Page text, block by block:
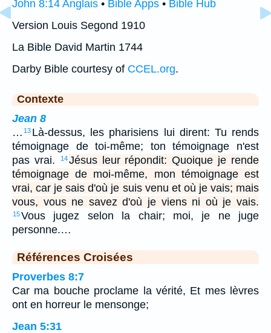
John 8:14 Anglais • Bible Apps • Bible Hub
Version Louis Segond 1910
La Bible David Martin 1744
Darby Bible courtesy of CCEL.org.
Contexte
Jean 8
… 13 Là-dessus, les pharisiens lui dirent: Tu rends
témoignage de toi-même; ton témoignage n'est
pas vrai.
14Jésus leur répondit: Quoique je rende
témoignage de moi-même, mon témoignage est
vrai, car je sais d'où je suis venu et où je vais; mais
vous, vous ne savez d'où je viens ni où je vais.
15Vous jugez selon la chair; moi, je ne juge
personne.…
Références Croisées
Proverbes 8:7
Car ma bouche proclame la vérité, Et mes lèvres
ont en horreur le mensonge;
Jean 5:31